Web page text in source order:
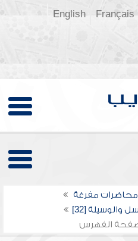
Français
English
محاضرات مفرغة
والوسيلة [32]
الفهرس